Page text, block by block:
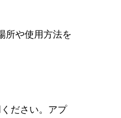
所や使用方法を
ださい。アプ